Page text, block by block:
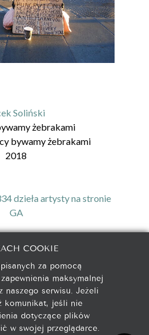
Soliński
żebrakami
bywamy żebrakami
2018
dzieła artysty na stronie
GA
596 314
ul. Chocimska 5
początek
COOKIE
za pomocą
maksymalnej
naszego serwisu. Jeżeli
komunikat, jeśli nie
dotyczące plików
w swojej przeglądarce.